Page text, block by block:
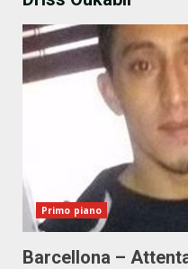
Primo piano
Barcellona –